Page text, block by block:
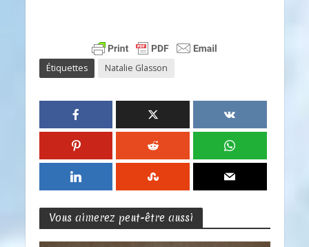
Étiquettes Natalie Glasson
Vous aimerez peut-être aussi